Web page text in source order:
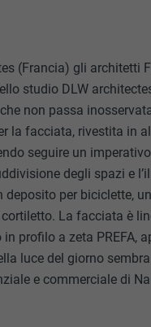
(Francia) gli architetti
studio DLW
non passa
la facciata, rivestita in
seguire un
degli spazi e
per biciclette,
La facciata è
profilo a zeta PREFA,
luce del giorno
e commerciale di